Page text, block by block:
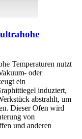
Temperaturen nutzt
oder
ein
induziert,
abstrahlt, um
Dieser Ofen wird
von
und anderen